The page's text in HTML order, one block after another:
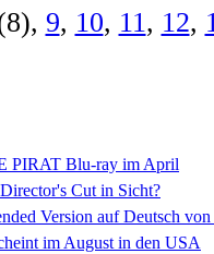
9, 10, 11, 12,
PIRAT Blu-ray im April
Cut in Sicht?
Version auf Deutsch von
im August in den USA